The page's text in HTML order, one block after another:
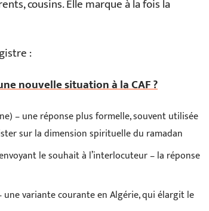
cousins. Elle marque à la fois la
:
nouvelle situation à la CAF ?
– une réponse plus formelle, souvent utilisée
sur la dimension spirituelle du ramadan
le souhait à l’interlocuteur – la réponse
variante courante en Algérie, qui élargit le